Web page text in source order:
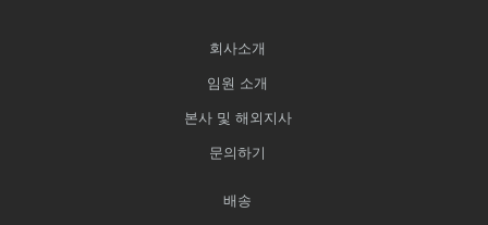
회사소개
임원 소개
본사 및 해외지사
문의하기
배송